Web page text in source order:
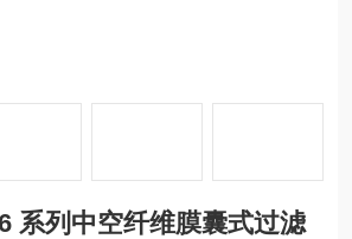
系列中空纤维膜囊式过滤